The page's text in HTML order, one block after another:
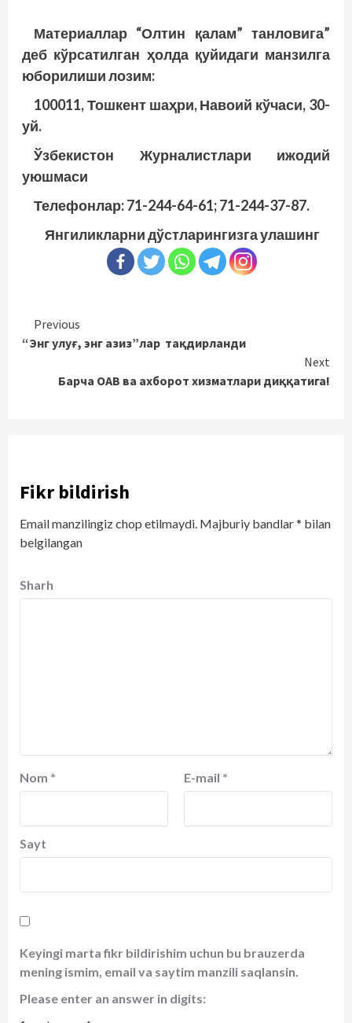
Материаллар “Олтин қалам” танловига”
деб кўрсатилган ҳолда қуйидаги манзилга
юборилиши лозим:
100011, Тошкент шаҳри, Навоий кўчаси, 30-
уй.
Ўзбекистон Журналистлари ижодий
уюшмаси
Телефонлар: 71-244-64-61; 71-244-37-87.
Янгиликларни дўстларингизга улашинг
Continue
Reading
Previous
“Энг улуғ, энг азиз”лар тақдирланди
Next
Барча ОАВ ва ахборот хизматлари диққатига!
Fikr bildirish
Email manzilingiz chop etilmaydi. Majburiy bandlar* bilan
belgilangan
Sharh
Nom * E-mail *
Sayt
Keyingi marta fikr bildirishim uchun bu brauzerda
mening ismim, email va saytim manzili saqlansin.
Please enter an answer in digits: